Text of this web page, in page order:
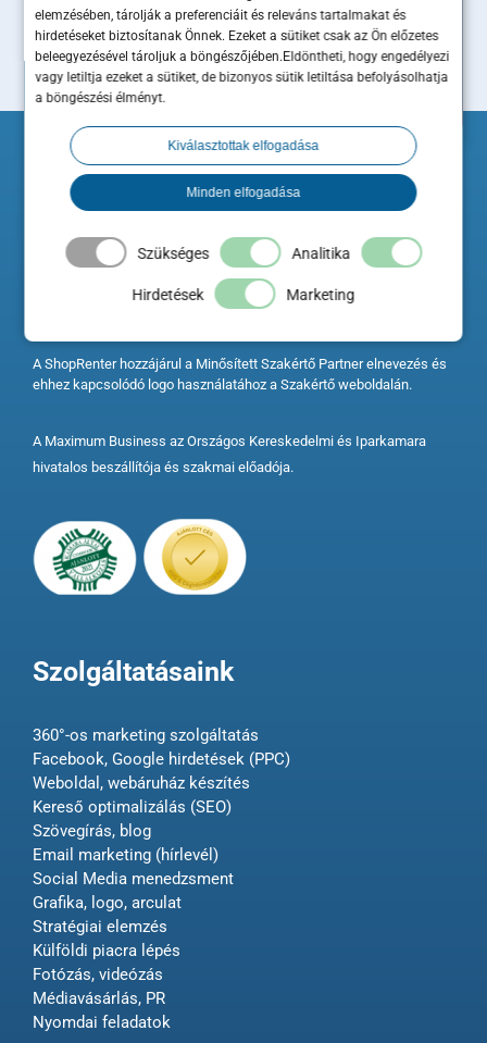
elemzésében, tárolják a preferenciáit és releváns tartalmakat és
hirdetéseket biztosítanak Önnek. Ezeket a sütiket csak az Ön előzetes
beleegyezésével tároljuk a böngészőjében.Eldöntheti, hogy engedélyezi
vagy letiltja ezeket a sütiket, de bizonyos sütik letiltása befolyásolhatja
a böngészési élményt.
Kiválasztottak elfogadása
Minden elfogadása
Szükséges Analitika
Hirdetések Marketing
A ShopRenter hozzájárul a Minősített Szakértő Partner elnevezés és
ehhez kapcsolódó logo használatához a Szakértő weboldalán.
A Maximum Business az Országos Kereskedelmi és Iparkamara
hivatalos beszállítója és szakmai előadója.
Szolgáltatásaink
360°-os marketing szolgáltatás
Facebook, Google hirdetések (PPC)
Weboldal, webáruház készítés
Kereső optimalizálás (SEO)
Szövegírás, blog
Email marketing (hírlevél)
Social Media menedzsment
Grafika, logo, arculat
Stratégiai elemzés
Külföldi piacra lépés
Fotózás, videózás
Médiavásárlás, PR
Nyomdai feladatok